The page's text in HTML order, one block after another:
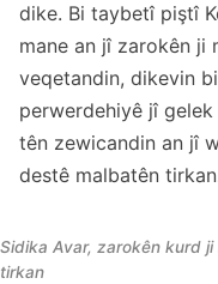
dike. Bi taybetî piştî
mane an jî zarokên ji
veqetandin, dikevin
perwerdehiyê jî
tên zewicandin an jî
destê malbatên
Sidika Avar, zarokên kurd
tirkan